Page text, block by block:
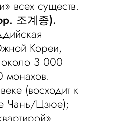
всех существ.
조계종).
Кореи,
3 000
монахов.
(восходит к
Чань/Цзюе);